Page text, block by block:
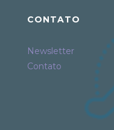
CONTATO
Newsletter
Contato